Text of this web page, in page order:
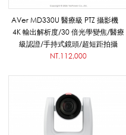
訊
會
AVer MD330U 醫療級 PTZ 攝影機
4K 輸出解析度/30 倍光學變焦/醫療
級認證/手持式鏡頭/超短距拍攝
NT.112,000